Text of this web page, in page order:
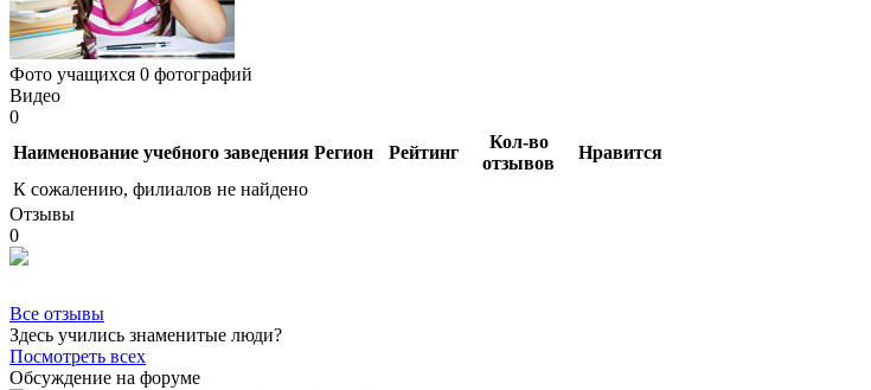
Фото учащихся 0 фотографий
Видео
0
Наименование учебного заведения Регион Рейтинг
Кол-во
отзывов
Нравится
К сожалению, филиалов не найдено
Отзывы
0
Все отзывы
Здесь учились знаменитые люди?
Посмотреть всех
Обсуждение на форуме